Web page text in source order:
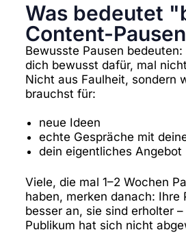
Was bedeutet
Content-
Bewusste Pausen
dich bewusst dafür, mal
Nicht aus Faulheit, sondern
brauchst für:
neue Ideen
echte Gespräche mit
dein eigentliches Angebot
Viele, die mal 1–2 Wochen
haben, merken danach: Ihre
besser an, sie sind erholter
Publikum hat sich nicht